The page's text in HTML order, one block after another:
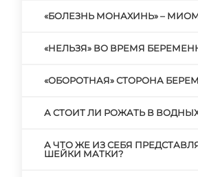
«БОЛЕЗНЬ МОНАХИНЬ» –
«НЕЛЬЗЯ» ВО ВРЕМЯ
«ОБОРОТНАЯ» СТОРОНА
А СТОИТ ЛИ РОЖАТЬ В
А ЧТО ЖЕ ИЗ СЕБЯ
ШЕЙКИ МАТКИ?